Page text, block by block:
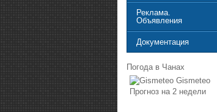
Реклама.
Объявления
Документация
Погода в Чанах
Gismeteo
Прогноз на 2 недели